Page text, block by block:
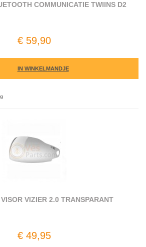
COMMUNICATIE TWIINS D2
€ 59,90
IN WINKELMANDJE
VIZIER 2.0 TRANSPARANT
€ 49,95